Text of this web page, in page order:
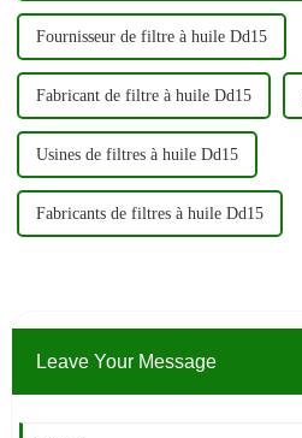
Fournisseur de filtre à huile Dd15
Fabricant de filtre à huile Dd15
Usines de filtres à huile Dd15
Fabricants de filtres à huile Dd15
Leave Your Message